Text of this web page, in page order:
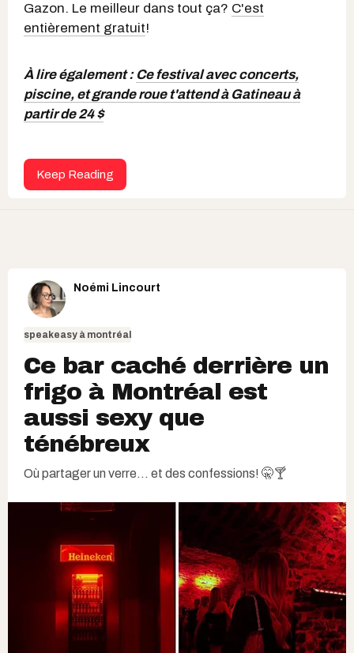
Gazon. Le meilleur dans tout ça? C'est
entièrement gratuit!
À lire également : Ce festival avec concerts,
piscine, et grande roue t'attend à Gatineau à
partir de 24 $
Keep Reading
Noémi Lincourt
speakeasy à montréal
Ce bar caché derrière un
frigo à Montréal est
aussi sexy que
ténébreux
Où partager un verre... et des confessions! 🤫🍸